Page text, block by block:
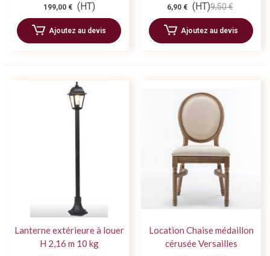
199,00 € (HT)
Ajoutez au devis
6,90 € (HT)9,50 €
Ajoutez au devis
Lanterne extérieure à louer
H 2,16 m 10 kg
Location Chaise médaillon
cérusée Versailles